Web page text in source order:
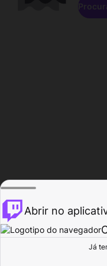
Abrir no
Já